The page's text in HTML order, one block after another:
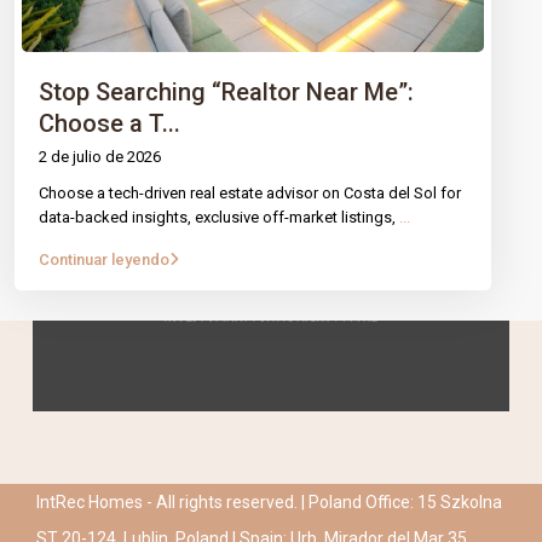
Stop Searching “Realtor Near Me”:
Choose a T...
2 de julio de 2026
Choose a tech-driven real estate advisor on Costa del Sol for
data-backed insights, exclusive off-market listings,
Continuar leyendo
IntRec Homes - All rights reserved. | Poland Office: 15 Szkolna